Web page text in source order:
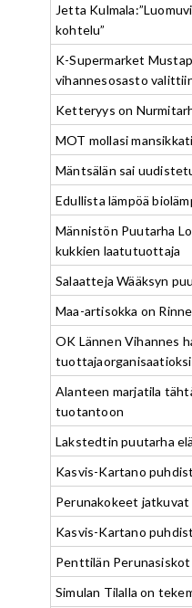
Jetta
kohtelu”
K-Supermarket
vihannesosasto
Ketteryys on
MOT mollasi
Mäntsälän sai
Edullista lämpöä
Männistön Puutarha
kukkien laatutuottaja
Salaatteja Wääksyn
Maa-artisokka on
OK Lännen Vihannes
tuottajaorganisaatioksi
Alanteen marjatila
tuotantoon
Lakstedtin puutarha
Kasvis-Kartano
Perunakokeet jatkuvat
Kasvis-Kartano
Penttilän
Simulan Tilalla on